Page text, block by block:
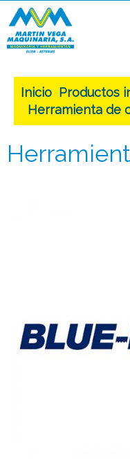
Inicio Productos
Herramienta de